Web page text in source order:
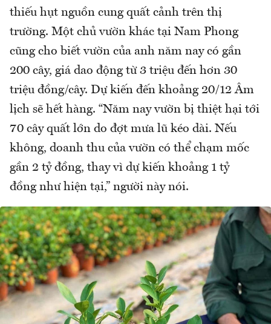
thiếu hụt nguồn cung quất cảnh trên thị
trường. Một chủ vườn khác tại Nam Phong
cũng cho biết vườn của anh năm nay có gần
200 cây, giá dao động từ 3 triệu đến hơn 30
triệu đồng/cây. Dự kiến đến khoảng 20/12 Âm
lịch sẽ hết hàng. “Năm nay vườn bị thiệt hại tới
70 cây quất lớn do đợt mưa lũ kéo dài. Nếu
không, doanh thu của vườn có thể chạm mốc
gần 2 tỷ đồng, thay vì dự kiến khoảng 1 tỷ
đồng như hiện tại,” người này nói.